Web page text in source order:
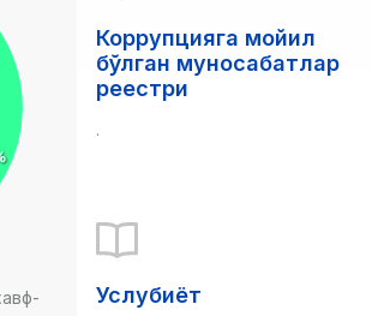
Коррупцияга мойил
бўлган муносабатлар
реестри
.
Услубиёт